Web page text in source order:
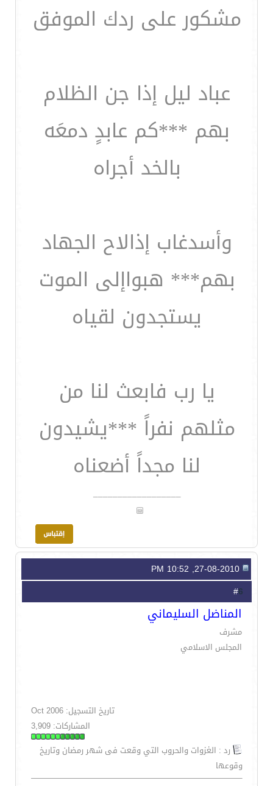
مشكور على ردك الموفق
عباد ليل إذا جن الظلام
بهم ***كم عابدٍ دمعَه
بالخد أجراه
وأسدغاب إذالاح الجهاد
بهم*** هبواإلى الموت
يستجدون لقياه
يا رب فابعث لنا من
مثلهم نفراً ***يشيدون
لنا مجداً أضعناه
__________________
6
المناضل السليماني
مشرف
المجلس الاسلامي
تاريخ التسجيل: Oct 2006
المشاركات: 3,909
رد : الغزوات والحروب التي وقعت فى شهر رمضان وتاريخ
وقوعها